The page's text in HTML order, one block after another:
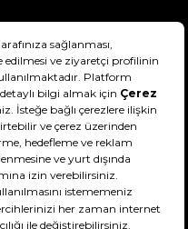
Bilgisi
& Koşullar